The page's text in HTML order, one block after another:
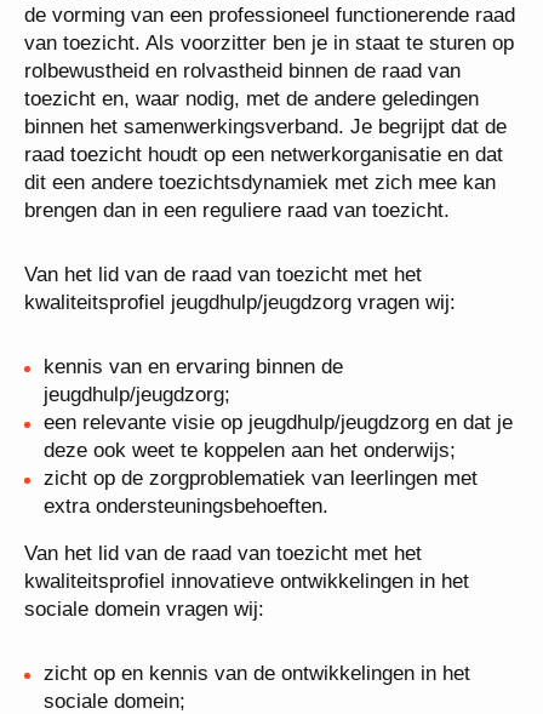
in de vorming van een professioneel functionerende
raad van toezicht. Als voorzitter ben je in staat te
sturen op rolbewustheid en rolvastheid binnen de
raad van toezicht en, waar nodig, met de andere
geledingen binnen het samenwerkingsverband. Je
begrijpt dat de raad toezicht houdt op een
netwerkorganisatie en dat dit een andere
toezichtsdynamiek met zich mee kan brengen dan in
Van het lid van de raad van toezicht met het
kennis van en ervaring binnen de
jeugdhulp/jeugdzorg;
een relevante visie op jeugdhulp/jeugdzorg en dat
je deze ook weet te koppelen aan het onderwijs;
zicht op de zorgproblematiek van leerlingen met
Van het lid van de raad van toezicht met het
kwaliteitsprofiel innovatieve ontwikkelingen in het
zicht op en kennis van de ontwikkelingen in het